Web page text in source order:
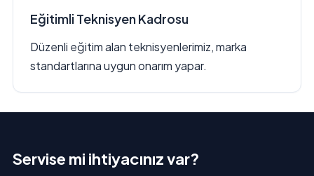
Eğitimli Teknisyen Kadrosu
Düzenli eğitim alan teknisyenlerimiz, marka
standartlarına uygun onarım yapar.
Servise mi ihtiyacınız var?